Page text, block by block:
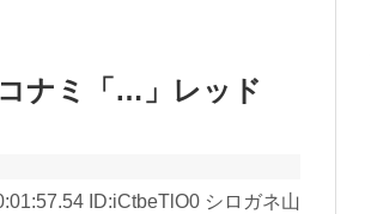
ナミ「…」レッド
ID:iCtbeTlO0 シロガネ山